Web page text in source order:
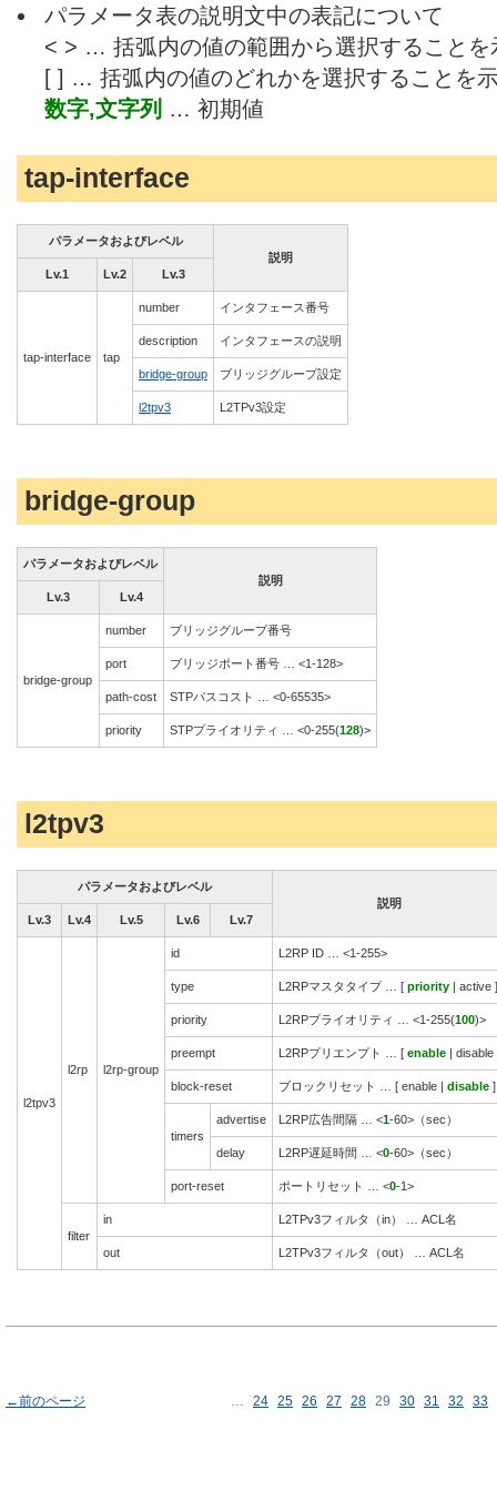
パラメータ表の説明文中の表記について
< > … 括弧内の値の範囲から選択することを
[ ] … 括弧内の値のどれかを選択することを
数字,文字列 … 初期値
tap-interface
パラメータおよびレベル
説明
Lv.1
Lv.2 Lv.3
tap-interface tap
number インタフェース番号
description インタフェースの説明
bridge-group ブリッジグループ設定
l2tpv3 L2TPv3設定
bridge-group
パラメータおよびレベル
説明
Lv.3
Lv.4
bridge-group
number ブリッジグループ番号
port ブリッジポート番号 … <1-128>
path-cost STPパスコスト … <0-65535>
priority STPプライオリティ … <0-255(128)>
l2tpv3
パラメータおよびレベル
説明
Lv.3
Lv.4 Lv.5 Lv.6 Lv.7
l2tpv3
l2rp l2rp-group
id L2RP ID … <1-255>
type L2RPマスタタイプ … [ priority | active ]
priority L2RPプライオリティ … <1-255(100)>
preempt L2RPプリエンプト … [ enable | disable
block-reset ブロックリセット … [ enable | disable ]
timers
advertise L2RP広告間隔 … <1-60>（sec）
delay L2RP遅延時間 … <0-60>（sec）
port-reset ポートリセット … <0-1>
filter
in L2TPv3フィルタ（in） … ACL名
out L2TPv3フィルタ（out） … ACL名
←前のページ … 24 25 26 27 28 29 30 31 32 33